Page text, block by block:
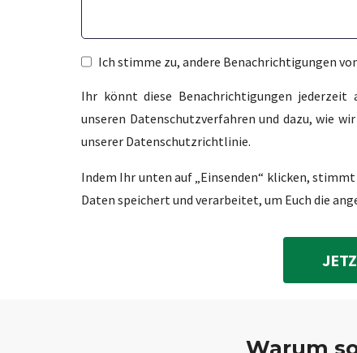
Ich stimme zu, andere Benachrichtigungen
Ihr könnt diese Benachrichtigungen
unseren Datenschutzverfahren und dazu, wie
unserer Datenschutzrichtlinie.
Indem Ihr unten auf „Einsenden“ klicken,
Daten speichert und verarbeitet, um Euch die
Warum